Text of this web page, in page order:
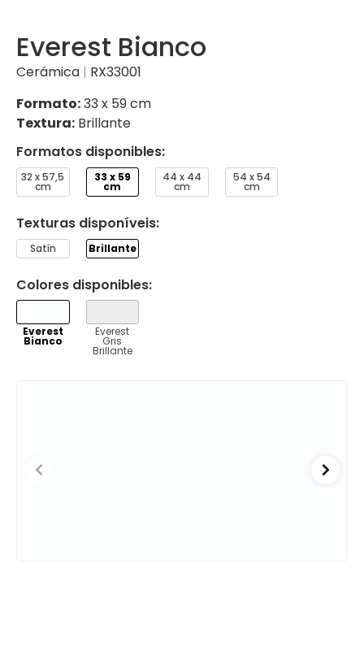
Everest Bianco
Cerámica | RX33001
Formato:33 x 59 cm
Textura: Brillante
Formatos disponibles:
32 x 57,5
​​cm
33 x 59
cm
44 x 44
cm
54 x 54
cm
Texturas disponíveis:
Satín Brillante
Colores disponibles:
Everest
Bianco
Everest
Gris
Brillante